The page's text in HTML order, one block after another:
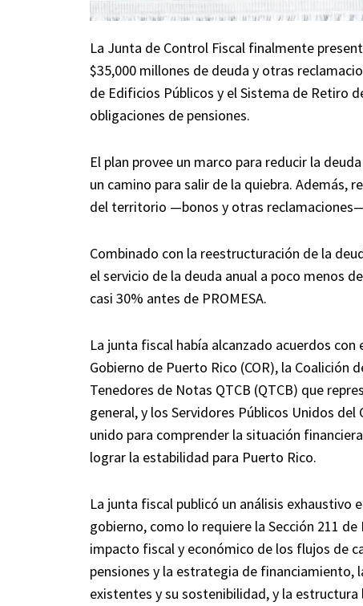
La Junta de Control Fiscal finalmente
$35,000 millones de deuda y otras
de Edificios Públicos y el Sistema de Retiro
obligaciones de pensiones.
El plan provee un marco para reducir la
un camino para salir de la quiebra. Además,
del territorio —bonos y otras
Combinado con la reestructuración de la
el servicio de la deuda anual a poco menos
casi 30% antes de PROMESA.
La junta fiscal había alcanzado acuerdos
Gobierno de Puerto Rico (COR), la Coalición
Tenedores de Notas QTCB (QTCB) que
general, y los Servidores Públicos Unidos del
unido para comprender la situación
lograr la estabilidad para Puerto Rico.
La junta fiscal publicó un análisis exhaustivo
gobierno, como lo requiere la Sección 211
impacto fiscal y económico de los flujos de
pensiones y la estrategia de
existentes y su sostenibilidad, y la